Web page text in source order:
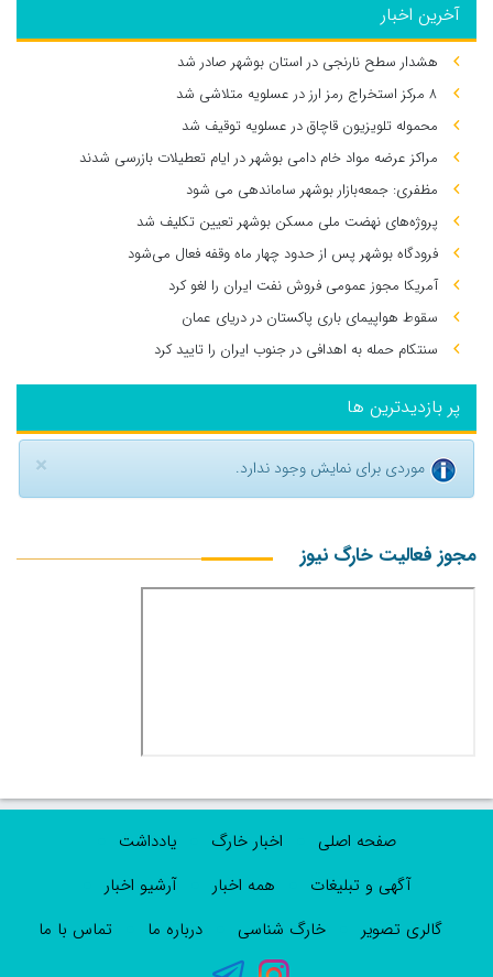
آخرین اخبار
هشدار سطح نارنجی در استان بوشهر صادر شد
۸ مرکز استخراج رمز ارز در عسلویه متلاشی شد
محموله تلویزیون قاچاق در عسلویه توقیف شد
مراکز عرضه مواد خام دامی بوشهر در ایام تعطیلات بازرسی شدند
مظفری: جمعه‌بازار بوشهر ساماندهی می‌ شود
پروژه‌های نهضت ملی مسکن بوشهر تعیین تکلیف شد
فرودگاه بوشهر پس از حدود چهار ماه وقفه فعال می‌شود
آمریکا مجوز عمومی فروش نفت ایران را لغو کرد
سقوط هواپیمای باری پاکستان در دریای عمان
سنتکام حمله به اهدافی در جنوب ایران را تایید کرد
پر بازدیدترین ها
× موردی برای نمایش وجود ندارد.
مجوز فعالیت خارگ نیوز
صفحه اصلی اخبار خارگ
یادداشت
آگهی و تبلیغات
همه اخبار
آرشیو اخبار
گالری تصویر
خارگ شناسی درباره ما تماس با ما